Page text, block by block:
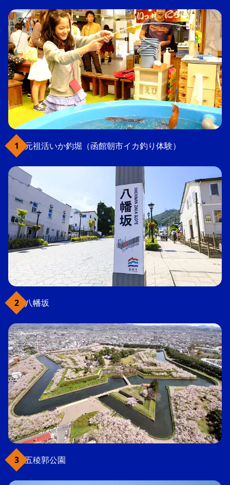
元祖活いか釣堀（函館朝市イカ釣り体験）
八幡坂
五稜郭公園